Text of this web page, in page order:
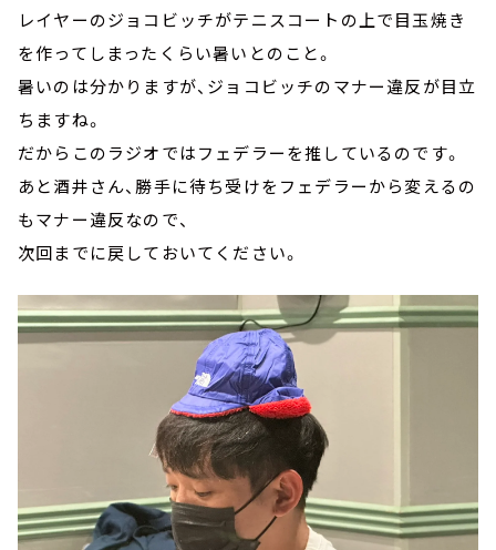
レイヤーのジョコビッチがテニスコートの上で目玉焼き
を作ってしまったくらい暑いとのこと。
暑いのは分かりますが、ジョコビッチのマナー違反が目立
ちますね。
だからこのラジオではフェデラーを推しているのです。
あと酒井さん、勝手に待ち受けをフェデラーから変えるの
もマナー違反なので、
次回までに戻しておいてください。